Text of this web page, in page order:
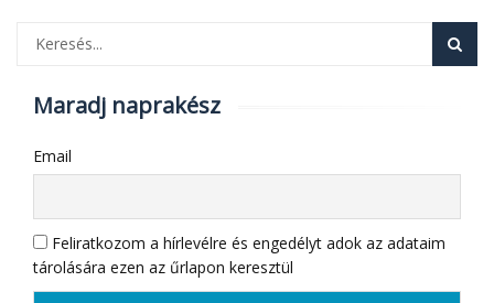
Maradj naprakész
Email
Feliratkozom a hírlevélre és engedélyt adok az adataim
tárolására ezen az űrlapon keresztül